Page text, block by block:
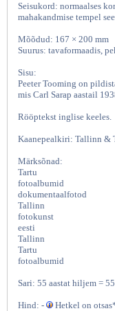
Tallinn ja Tartu
Seisukord: normaalses
mahakandmise tempel
Mõõdud: 167 × 200 mm
Suurus: tavaformaadis,
Sisu:
Peeter Tooming on
mis Carl Sarap aastail
Rööptekst inglise keeles.
Kaanepealkiri: Tallinn &
Märksõnad:
Tartu
fotoalbumid
dokumentaalfotod
Tallinn
fotokunst
eesti
Tallinn
Tartu
fotoalbumid
Sari: 55 aastat hiljem =
Hind: - Hetkel on